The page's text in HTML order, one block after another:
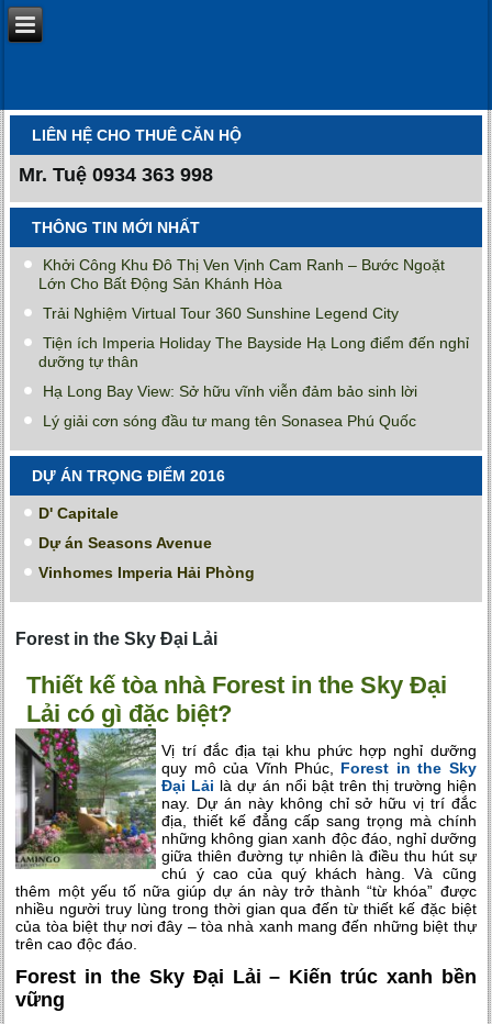
LIÊN HỆ CHO THUÊ CĂN HỘ
Mr. Tuệ 0934 363 998
THÔNG TIN MỚI NHẤT
Khởi Công Khu Đô Thị Ven Vịnh Cam Ranh – Bước Ngoặt
Lớn Cho Bất Động Sản Khánh Hòa
Trải Nghiệm Virtual Tour 360 Sunshine Legend City
Tiện ích Imperia Holiday The Bayside Hạ Long điểm đến nghỉ
dưỡng tự thân
Hạ Long Bay View: Sở hữu vĩnh viễn đảm bảo sinh lời
Lý giải cơn sóng đầu tư mang tên Sonasea Phú Quốc
DỰ ÁN TRỌNG ĐIỂM 2016
D' Capitale
Dự án Seasons Avenue
Vinhomes Imperia Hải Phòng
Forest in the Sky Đại Lải
Thiết kế tòa nhà Forest in the Sky Đại
Lải có gì đặc biệt?
Vị trí đắc địa tại khu phức hợp nghỉ dưỡng
quy mô của Vĩnh Phúc, Forest in the Sky
Đại Lải là dự án nổi bật trên thị trường hiện
nay. Dự án này không chỉ sở hữu vị trí đắc
địa, thiết kế đẳng cấp sang trọng mà chính
những không gian xanh độc đáo, nghỉ dưỡng
giữa thiên đường tự nhiên là điều thu hút sự
chú ý cao của quý khách hàng. Và cũng
thêm một yếu tố nữa giúp dự án này trở thành “từ khóa” được
nhiều người truy lùng trong thời gian qua đến từ thiết kế đặc biệt
của tòa biệt thự nơi đây – tòa nhà xanh mang đến những biệt thự
trên cao độc đáo.
Forest in the Sky Đại Lải – Kiến trúc xanh bền
vững